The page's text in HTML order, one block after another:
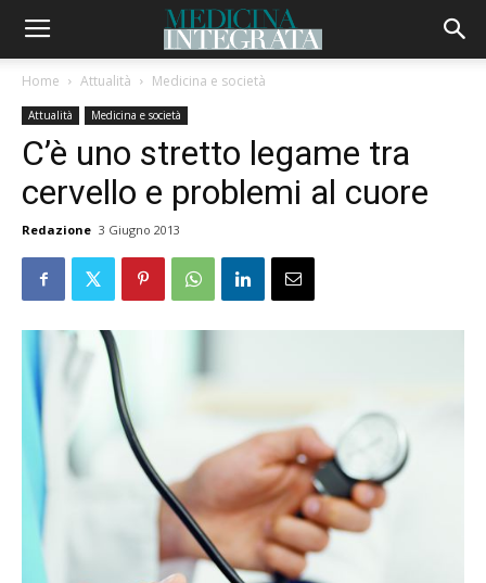
Home Attualità Medicina e società
Attualità Medicina e società
C’è uno stretto legame tra
cervello e problemi al cuore
Redazione 3 Giugno 2013